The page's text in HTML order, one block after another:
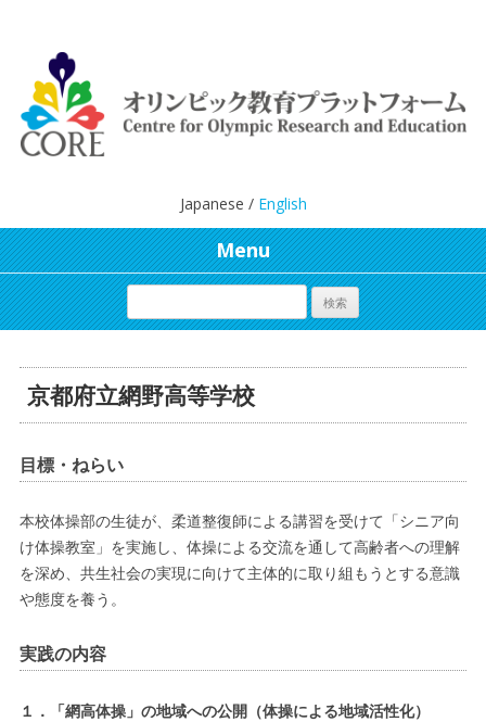
Japanese / English
Menu
京都府立網野高等学校
目標・ねらい
本校体操部の生徒が、柔道整復師による講習を受けて「シニア向
け体操教室」を実施し、体操による交流を通して高齢者への理解
を深め、共生社会の実現に向けて主体的に取り組もうとする意識
や態度を養う。
実践の内容
１．「網高体操」の地域への公開（体操による地域活性化）